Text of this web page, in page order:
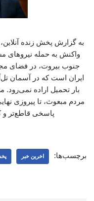
به گزارش پخش زنده
واکنش به حمله نیروهای
جنوب بیروت، در فضای
ایران است که در آسمان
بار تحمیل اراده نمی‌رود.
مردم مبعوث، تا پیروزی
پاسخی قاطع‌تر و
برچسب‌ها: اخرین خبر